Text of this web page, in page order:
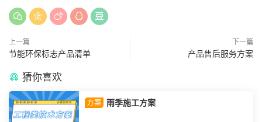
上一篇
节能环保标志产品清单
下一篇
产品售后服务方案
猜你喜欢
方案 雨季施工方案